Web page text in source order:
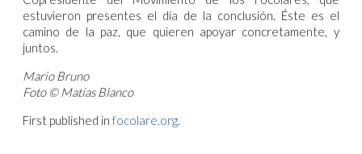
estuvieron presentes el día de la conclusión. Éste es el
camino de la paz, que quieren apoyar concretamente, y
juntos.
Mario Bruno
Foto © Matías Blanco
First published infocolare.org.